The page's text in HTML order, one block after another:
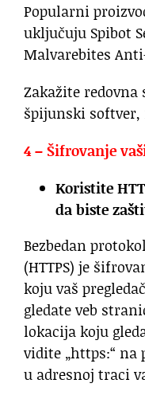
Popularni
uključuju Spibot
Malvarebites
Zakažite
špijunski
4 – Šifrovanje
Koristite
da biste
Bezbedan
(HTTPS) je
koju vaš
gledate veb
lokacija koju
vidite „https:“ na
u adresnoj traci